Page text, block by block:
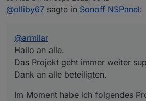
Bei mir spinnt der Dimmode
wieder dunkler und morgens
um 6.00 Uhr wenn ich aufstehe
hell.
Die Zeiten habe ich an den
schon direkt geändert, leider
vom NSPanel neu erstellen
zuletzt editiert von
@olliby67 sagte in Sonoff NSPanel:
@armilar
Hallo an alle.
Das Projekt geht immer weiter
Dank an alle beteiligten.
Im Moment habe ich folgendes